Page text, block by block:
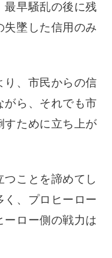
最早騒乱の後に残
失墜した信用のみ
り、市民からの信
がら、それでも市
すために立ち上が
つことを諦めてし
く、プロヒーロー
ーロー側の戦力は